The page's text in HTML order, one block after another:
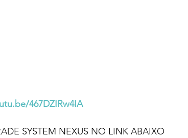
467DZIRw4IA
SYSTEM NEXUS NO LINK ABAIXO